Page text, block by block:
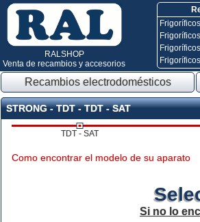
RALSHOP
Venta de recambios y accesorios
Frigoríficos
Frigoríficos
Frigoríficos
Recambios electrodomésticos
STRONG - TDT - TDT - SAT
TDT - SAT
Como encontrar el modelo de su aparato
Si no lo